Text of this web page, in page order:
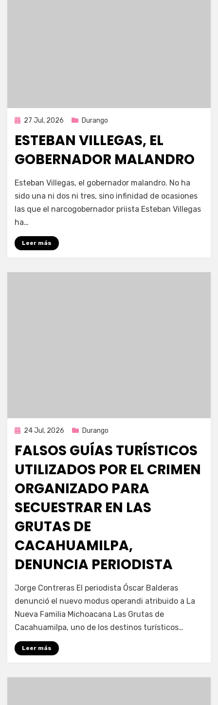
Publicada
27 Jul, 2026 Durango
ESTEBAN VILLEGAS, EL
GOBERNADOR MALANDRO
por Fernando Miranda Servín
Esteban Villegas, el gobernador malandro. No ha
sido una ni dos ni tres, sino infinidad de ocasiones
las que el narcogobernador priista Esteban Villegas
ha…
Leer más
Publicada
24 Jul, 2026 Durango
FALSOS GUÍAS TURÍSTICOS
UTILIZADOS POR EL CRIMEN
ORGANIZADO PARA
SECUESTRAR EN LAS
GRUTAS DE
CACAHUAMILPA,
DENUNCIA PERIODISTA
Fernando Miranda Servín
Jorge Contreras El periodista Óscar Balderas
denunció el nuevo modus operandi atribuido a La
Nueva Familia Michoacana Las Grutas de
Cacahuamilpa, uno de los destinos turísticos…
Leer más